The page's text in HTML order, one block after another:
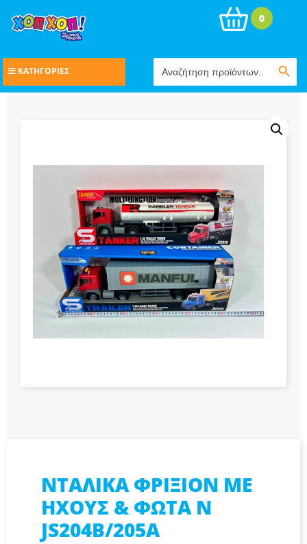
for:
Search Button
0
ΚΑΤΗΓΟΡΙΕΣ
ΝΤΑΛΙΚΑ ΦΡΙΞΙΟΝ ΜΕ
ΗΧΟΥΣ & ΦΩΤΑ N
JS204B/205A